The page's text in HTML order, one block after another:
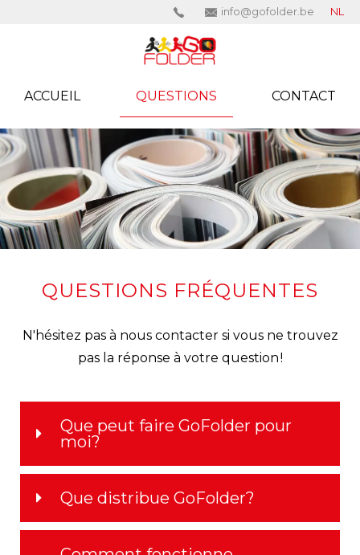
info@gofolder.be NL
ACCUEIL QUESTIONS CONTACT
QUESTIONS FRÉQUENTES
N'hésitez pas à nous contacter si vous ne trouvez
pas la réponse à votre question !
Que peut faire GoFolder pour
moi?
Que distribue GoFolder?